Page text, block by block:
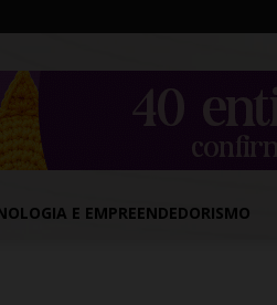
E EMPREENDEDORISMO